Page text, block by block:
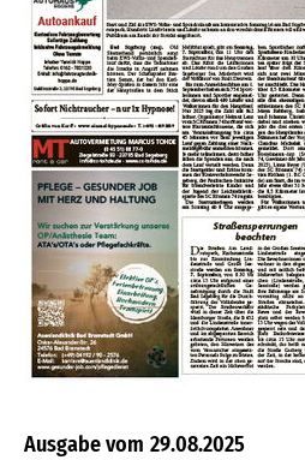
29.08.2025